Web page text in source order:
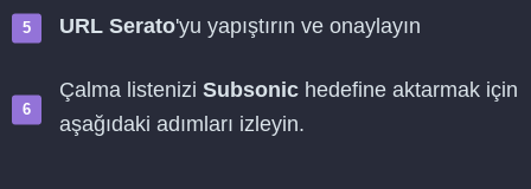
URL Serato'yu yapıştırın ve onaylayın
Çalma listenizi Subsonic hedefine aktarmak için
aşağıdaki adımları izleyin.